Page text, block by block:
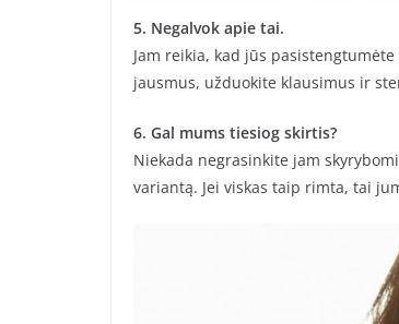
5. Negalvok apie tai.
Jam reikia, kad jūs
jausmus, užduokite klausimus ir
6. Gal mums tiesiog skirtis?
Niekada negrasinkite jam
variantą. Jei viskas taip rimta, tai